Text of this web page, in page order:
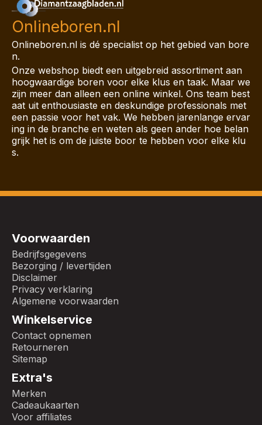
Onlineboren.nl
Onlineboren.nl is dé specialist op het gebied van bore
n.
Onze webshop biedt een uitgebreid assortiment aan
hoogwaardige boren voor elke klus en taak. Maar we
zijn meer dan alleen een online winkel. Ons team best
aat uit enthousiaste en deskundige professionals met
een passie voor het vak. We hebben jarenlange ervar
ing in de branche en weten als geen ander hoe belan
grijk het is om de juiste boor te hebben voor elke klu
s.
Voorwaarden
Bedrijfsgegevens
Bezorging / levertijden
Disclaimer
Privacy verklaring
Algemene voorwaarden
Winkelservice
Contact opnemen
Retourneren
Sitemap
Extra's
Merken
Cadeaukaarten
Voor affiliates